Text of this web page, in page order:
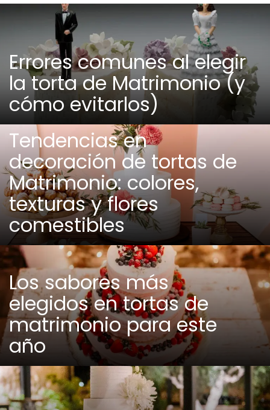
Errores comunes al elegir
la torta de Matrimonio (y
cómo evitarlos)
Tendencias en
decoración de tortas de
Matrimonio: colores,
texturas y flores
comestibles
Los sabores más
elegidos en tortas de
matrimonio para este
año